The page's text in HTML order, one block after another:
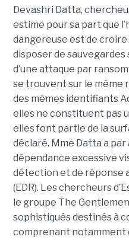
Devashri Datta,
estime pour sa part que
dangereuse est de croire
disposer de
d’une attaque par
se trouvent sur le même
des mêmes identifiants
elles ne constituent pas
elles font partie de la
déclaré. Mme Datta a
dépendance excessive
détection et de réponse
(EDR). Les chercheurs
le groupe The
sophistiqués destinés à
comprenant notamment